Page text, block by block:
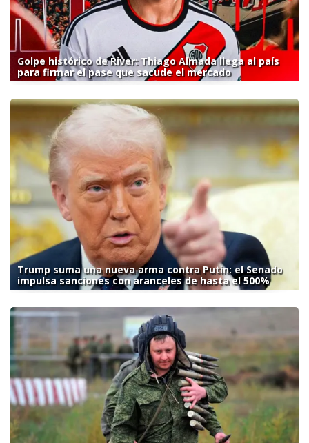
Golpe histórico de River: Thiago Almada llega al país
para firmar el pase que sacude el mercado
Trump suma una nueva arma contra Putin: el Senado
impulsa sanciones con aranceles de hasta el 500%